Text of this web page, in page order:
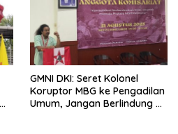
GMNI DKI: Seret Kolonel
Koruptor MBG ke Pengadilan
Umum, Jangan Berlindung di